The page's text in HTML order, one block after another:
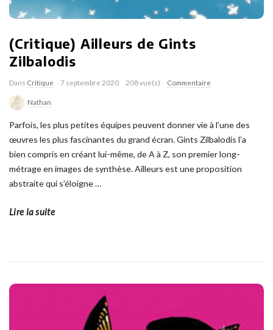
(Critique) Ailleurs de Gints
Zilbalodis
Dans Critique 7 septembre 2020 208 vue(s) Commentaire
Nathan
Parfois, les plus petites équipes peuvent donner vie à l’une des
œuvres les plus fascinantes du grand écran. Gints Zilbalodis l’a
bien compris en créant lui-même, de A à Z, son premier long-
métrage en images de synthèse. Ailleurs est une proposition
abstraite qui s’éloigne…
Lire la suite